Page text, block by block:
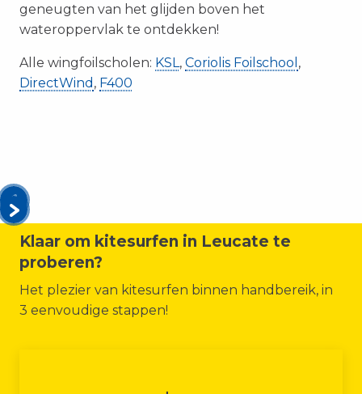
geneugten van het glijden boven het
wateroppervlak te ontdekken!
Alle wingfoilscholen: KSL, Coriolis Foilschool ,
DirectWind , F400
Klaar om kitesurfen in Leucate te
proberen?
Het plezier van kitesurfen binnen handbereik, in
3 eenvoudige stappen!